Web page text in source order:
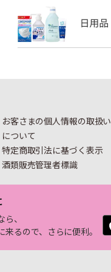
お客さまの個人情報の取扱い
について
特定商取引法に基づく表示
酒類販売管理者標識
、
るので、さらに便利。